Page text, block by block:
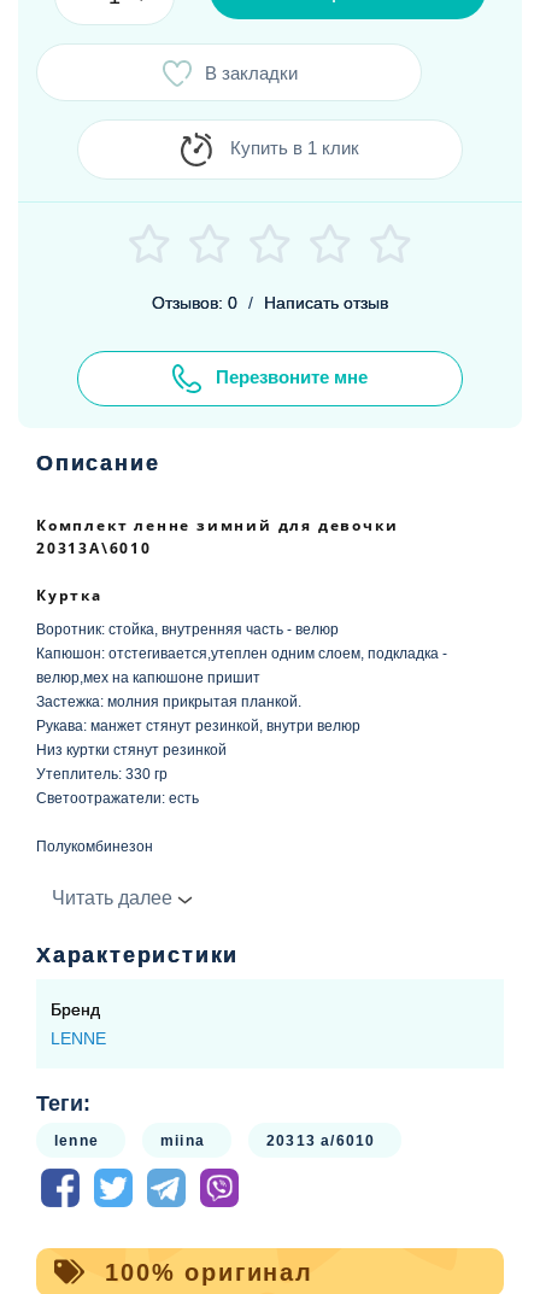
В закладки
Купить в 1 клик
Отзывов: 0 / Написать отзыв
Перезвоните мне
Описание
Комплект ленне зимний для девочки
20313A\6010
Куртка
Воротник: стойка, внутренняя часть - велюр
Капюшон: отстегивается,утеплен одним слоем, подкладка -
велюр,мех на капюшоне пришит
Застежка: молния прикрытая планкой.
Рукава: манжет стянут резинкой, внутри велюр
Низ куртки стянут резинкой
Утеплитель: 330 гр
Светоотражатели: есть
Полукомбинезон
резинкой,регулиется штрипками
Утеплитель: 180гр
Читать далее
Характеристики
Бренд
LENNE
Теги:
lenne miina 20313 a/6010
100% оригинал